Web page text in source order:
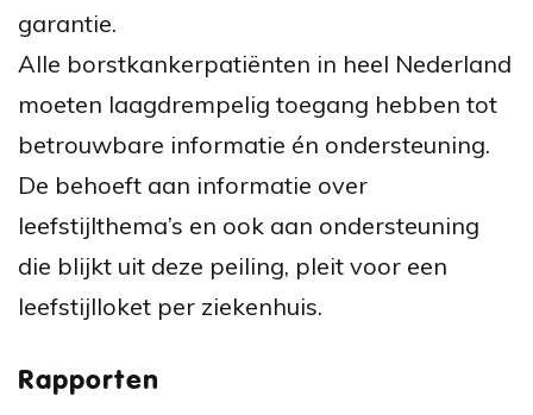
garantie.
Alle borstkankerpatiënten in heel Nederland
moeten laagdrempelig toegang hebben tot
betrouwbare informatie én ondersteuning.
De behoeft aan informatie over
leefstijlthema’s en ook aan ondersteuning
die blijkt uit deze peiling, pleit voor een
leefstijlloket per ziekenhuis.
Rapporten